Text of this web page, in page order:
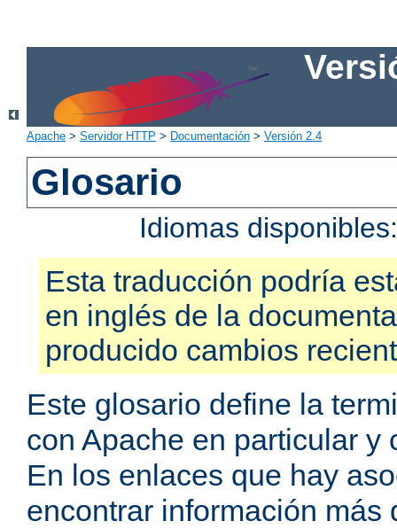
Apache > Servidor HTTP > Documentación > Versión 2.4
Glosario
Idiomas
Esta traducción podría
en inglés de la
producido cambios
Este glosario define la
con Apache en particular
En los enlaces que hay
encontrar información más